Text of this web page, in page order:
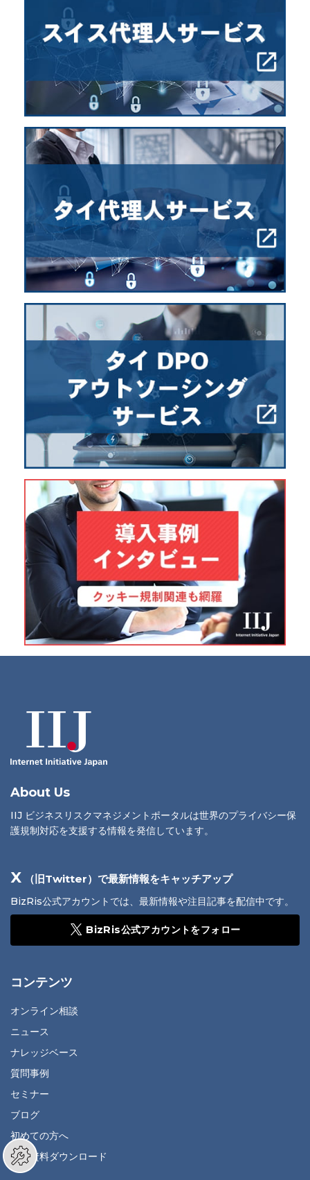
About Us
IIJ ビジネスリスクマネジメントポータルは世界のプライバシー保
護規制対応を支援する情報を発信しています。
X （旧Twitter）で最新情報をキャッチアップ
BizRis公式アカウントでは、最新情報や注目記事を配信中です。
BizRis公式アカウントをフォロー
コンテンツ
オンライン相談
ニュース
ナレッジベース
質問事例
セミナー
ブログ
初めての方へ
無料資料ダウンロード